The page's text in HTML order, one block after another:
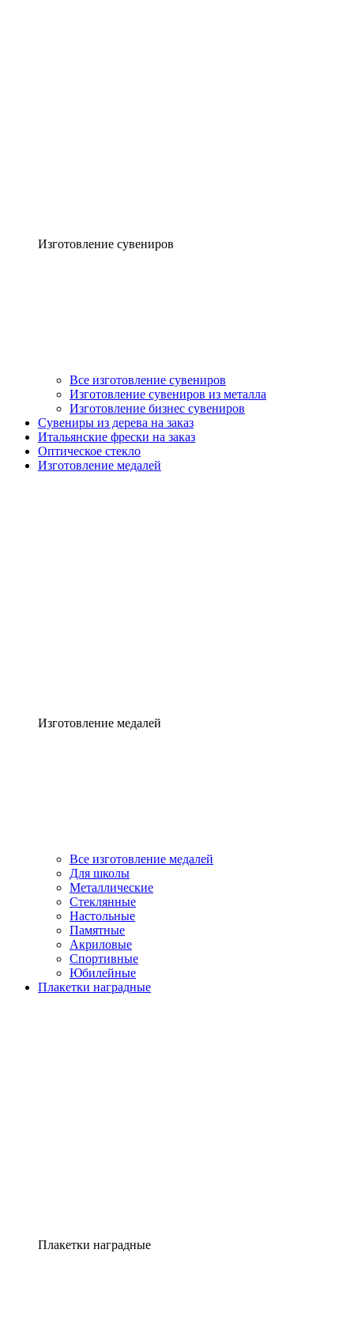
Изготовление сувениров
Все изготовление сувениров
Изготовление сувениров из металла
Изготовление бизнес сувениров
Сувениры из дерева на заказ
Итальянские фрески на заказ
Оптическое стекло
Изготовление медалей
Изготовление медалей
Все изготовление медалей
Для школы
Металлические
Стеклянные
Настольные
Памятные
Акриловые
Спортивные
Юбилейные
Плакетки наградные
Плакетки наградные